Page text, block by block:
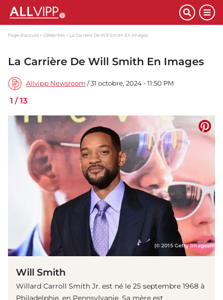
Page d'accueil Célébrités La Carrière De Will Smith En Images
La Carrière De Will Smith En Images
Allvipp Newsroom / 31 octobre, 2024 - 11:50 PM
1 /13
(© 2015 Getty Images)
Will Smith
Willard Carroll Smith Jr. est né le 25 septembre 1968 à
Philadelphie, en Pennsylvanie. Sa mère est